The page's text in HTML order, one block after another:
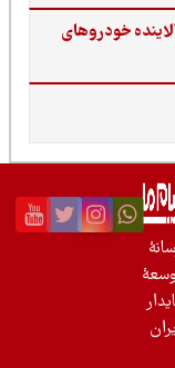
خودروهای